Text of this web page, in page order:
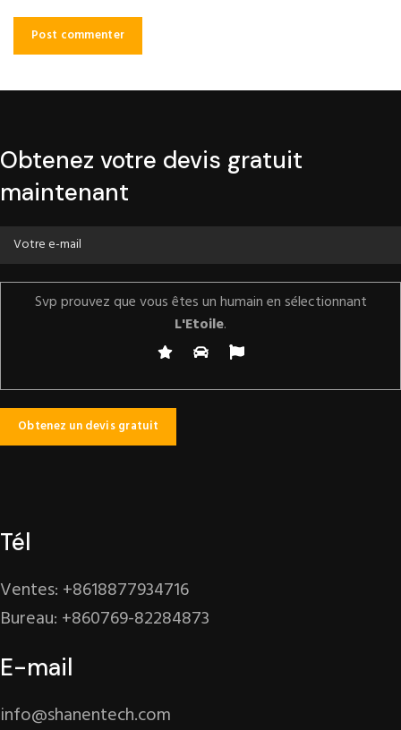
Obtenez votre devis gratuit
maintenant
Svp prouvez que vous êtes un humain en sélectionnant
L'Etoile.
Tél
Ventes: +8618877934716
Bureau: +860769-82284873
E-mail
info@shanentech.com